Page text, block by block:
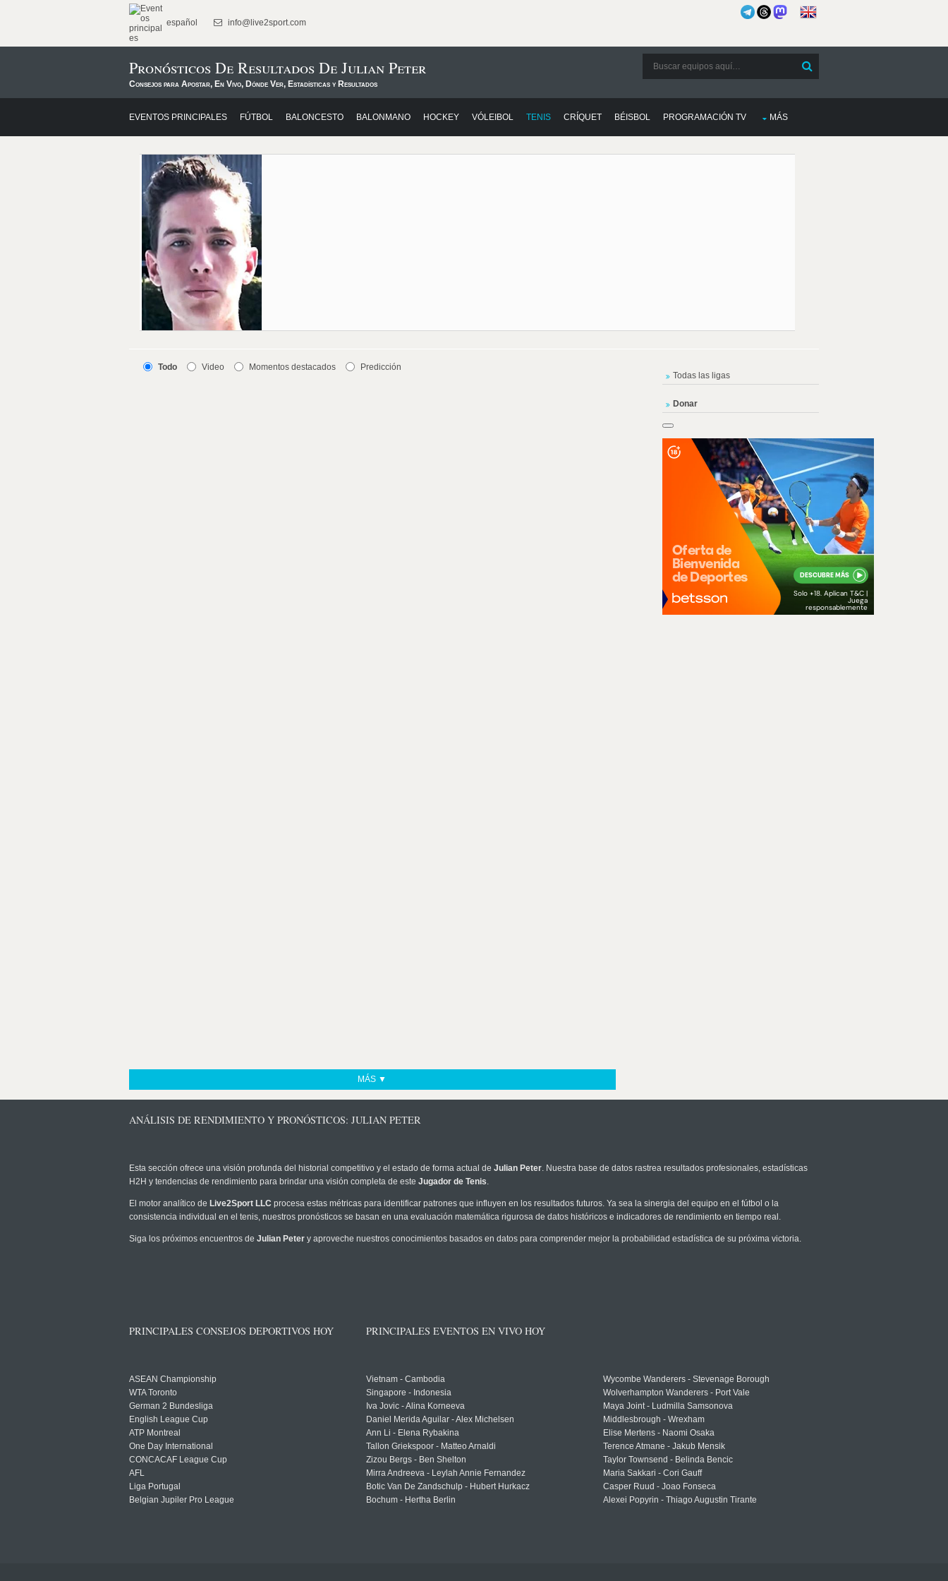
español info@live2sport.com
Pronósticos De Resultados De Julian Peter
Consejos para Apostar, En Vivo, Dónde Ver, Estadísticas y Resultados
EVENTOS PRINCIPALES FÚTBOL BALONCESTO BALONMANO HOCKEY VÓLEIBOL TENIS CRÍQUET BÉISBOL PROGRAMACIÓN TV MÁS
Todo Video Momentos destacados Predicción
MÁS ▼
Todas las ligas
Donar
ANÁLISIS DE RENDIMIENTO Y PRONÓSTICOS: JULIAN PETER
Esta sección ofrece una visión profunda del historial competitivo y el estado de forma actual de Julian Peter. Nuestra base de datos rastrea resultados profesionales, estadísticas
H2H y tendencias de rendimiento para brindar una visión completa de este Jugador de Tenis.
El motor analítico de Live2Sport LLC procesa estas métricas para identificar patrones que influyen en los resultados futuros. Ya sea la sinergia del equipo en el fútbol o la
consistencia individual en el tenis, nuestros pronósticos se basan en una evaluación matemática rigurosa de datos históricos e indicadores de rendimiento en tiempo real.
Siga los próximos encuentros de Julian Peter y aproveche nuestros conocimientos basados en datos para comprender mejor la probabilidad estadística de su próxima victoria.
PRINCIPALES CONSEJOS DEPORTIVOS HOY
ASEAN Championship
WTA Toronto
German 2 Bundesliga
English League Cup
ATP Montreal
One Day International
CONCACAF League Cup
AFL
Liga Portugal
Belgian Jupiler Pro League
PRINCIPALES EVENTOS EN VIVO HOY
Vietnam - Cambodia
Singapore - Indonesia
Iva Jovic - Alina Korneeva
Daniel Merida Aguilar - Alex Michelsen
Ann Li - Elena Rybakina
Tallon Griekspoor - Matteo Arnaldi
Zizou Bergs - Ben Shelton
Mirra Andreeva - Leylah Annie Fernandez
Botic Van De Zandschulp - Hubert Hurkacz
Bochum - Hertha Berlin
Wycombe Wanderers - Stevenage Borough
Wolverhampton Wanderers - Port Vale
Maya Joint - Ludmilla Samsonova
Middlesbrough - Wrexham
Elise Mertens - Naomi Osaka
Terence Atmane - Jakub Mensik
Taylor Townsend - Belinda Bencic
Maria Sakkari - Cori Gauff
Casper Ruud - Joao Fonseca
Alexei Popyrin - Thiago Augustin Tirante